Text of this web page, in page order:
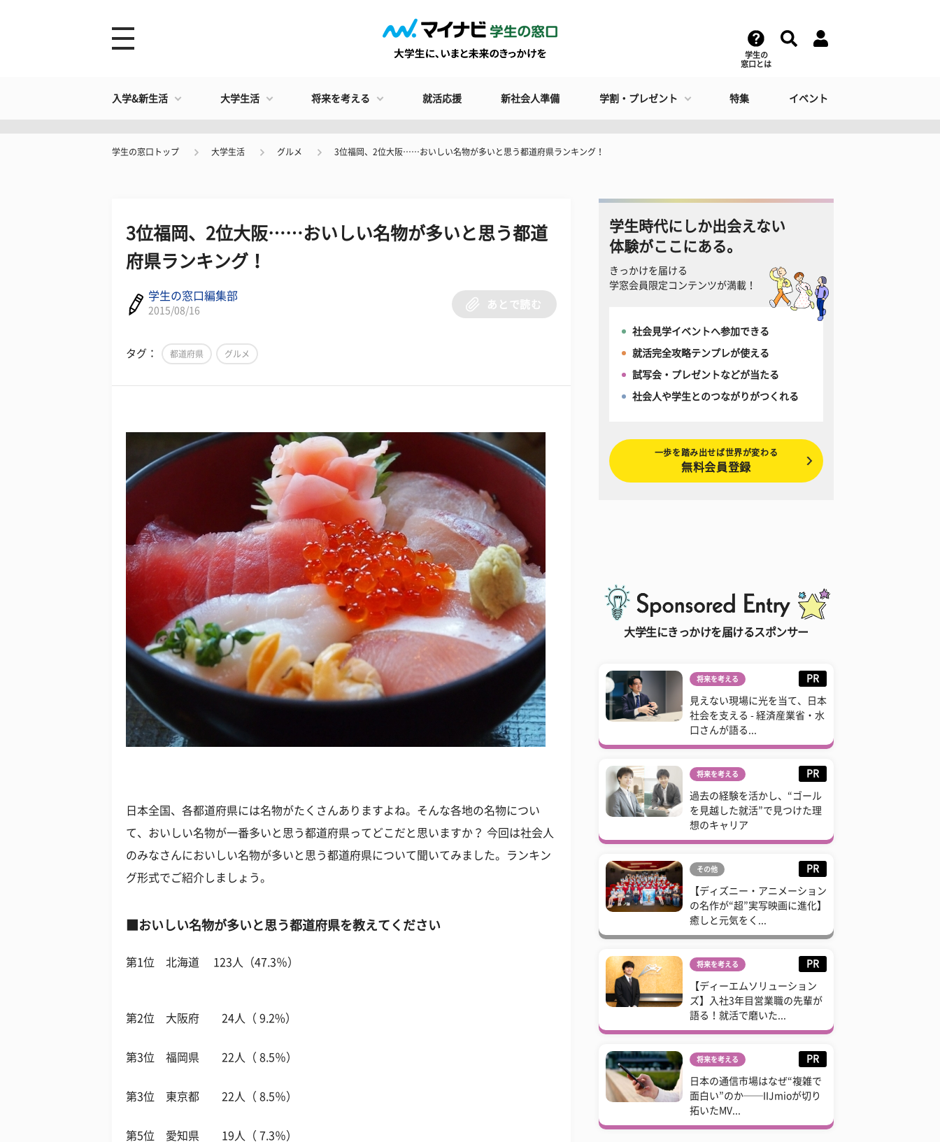
学生の
窓口とは
入学&新生活 大学生活 将来を考える 就活応援 新社会人準備 学割・プレゼント 特集 イベント
学生の窓口トップ 大学生活 グルメ 3位福岡、2位大阪……おいしい名物が多いと思う都道府県ランキング！
3位福岡、2位大阪……おいしい名物が多いと思う都道
府県ランキング！
学生の窓口編集部
2015/08/16
あとで読む
タグ： 都道府県 グルメ
日本全国、各都道府県には名物がたくさんありますよね。そんな各地の名物につい
て、おいしい名物が一番多いと思う都道府県ってどこだと思いますか？ 今回は社会人
のみなさんにおいしい名物が多いと思う都道府県について聞いてみました。ランキン
グ形式でご紹介しましょう。
■おいしい名物が多いと思う都道府県を教えてください
第1位 北海道 123人（47.3％）
第2位 大阪府 24人（ 9.2%）
第3位 福岡県 22人（ 8.5％）
第3位 東京都 22人（ 8.5％）
第5位 愛知県 19人（ 7.3％）
学生時代にしか出会えない
体験がここにある。
きっかけを届ける
学窓会員限定コンテンツが満載！
社会見学イベントへ参加できる
就活完全攻略テンプレが使える
試写会・プレゼントなどが当たる
社会人や学生とのつながりがつくれる
一歩を踏み出せば世界が変わる
無料会員登録
大学生にきっかけを届けるスポンサー
将来を考える PR
見えない現場に光を当て、日本
社会を支える - 経済産業省・水
口さんが語る...
将来を考える PR
過去の経験を活かし、“ゴール
を見越した就活”で見つけた理
想のキャリア
その他 PR
【ディズニー・アニメーション
の名作が“超”実写映画に進化】
癒しと元気をく...
将来を考える PR
【ディーエムソリューション
ズ】入社3年目営業職の先輩が
語る！就活で磨いた...
将来を考える PR
日本の通信市場はなぜ“複雑で
面白い”のか──IIJmioが切り
拓いたMV...